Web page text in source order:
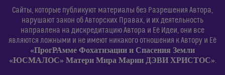
Сайты, которые публикуют материалы без Разрешения Автора,
нарушают закон об Авторских Правах, и их деятельность
направлена на дискредитацию Автора и Её Идеи, они все
являются ложными и не имеют никакого отношения к Автору и Её
«ПрогРАмме Фохатизации и Спасения Земли
«ЮСМАЛОС» Матери Мира Марии ДЭВИ ХРИСТОС».